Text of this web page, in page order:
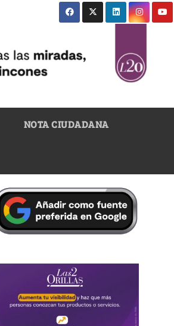
NOTA CIUDADANA